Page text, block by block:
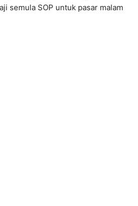
semula SOP untuk pasar malam